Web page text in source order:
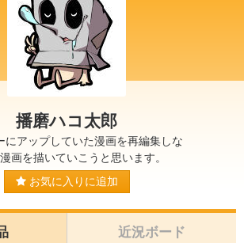
播磨ハコ太郎
にアップしていた漫画を再編集しな
画を描いていこうと思います。
お気に入りに追加
近況ボード